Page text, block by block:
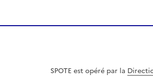
SPOTE est opéré par la